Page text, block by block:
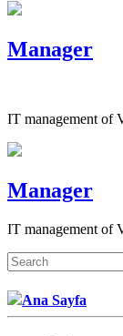
Manager
IT management of
Manager
IT management of
Ana Sayfa